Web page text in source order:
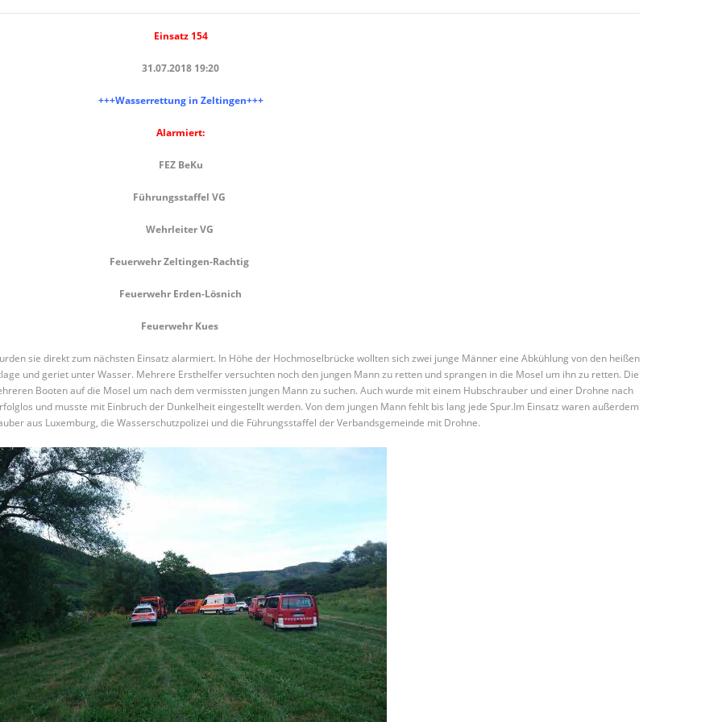
Einsatz 154
31.07.2018 19:20
+++Wasserrettung in Zeltingen+++
Alarmiert:
FEZ BeKu
Führungsstaffel VG
Wehrleiter VG
Feuerwehr Zeltingen-Rachtig
Feuerwehr Erden-Lösnich
Feuerwehr Kues
sie direkt zum nächsten Einsatz alarmiert. In Höhe der Hochmoselbrücke wollten sich zwei junge Männer eine Abkühlung von den heißen
und geriet unter Wasser. Mehrere Ersthelfer versuchten noch den jungen Mann zu retten und sprangen in die Mosel um ihn zu retten. Die
Booten auf die Mosel um nach dem vermissten jungen Mann zu suchen. Auch wurde mit einem Hubschrauber und einer Drohne nach
und musste mit Einbruch der Dunkelheit eingestellt werden. Von dem jungen Mann fehlt bis lang jede Spur.Im Einsatz waren außerdem
aus Luxemburg, die Wasserschutzpolizei und die Führungsstaffel der Verbandsgemeinde mit Drohne.